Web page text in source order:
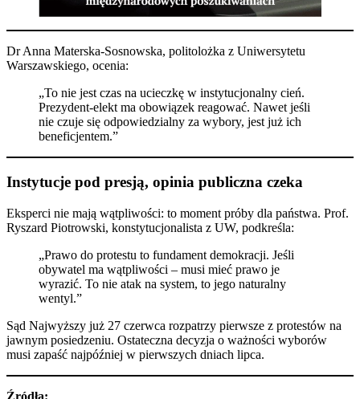
Dr Anna Materska-Sosnowska, politolożka z Uniwersytetu
Warszawskiego, ocenia:
„To nie jest czas na ucieczkę w instytucjonalny cień.
Prezydent-elekt ma obowiązek reagować. Nawet jeśli
nie czuje się odpowiedzialny za wybory, jest już ich
beneficjentem.”
Instytucje pod presją, opinia publiczna czeka
Eksperci nie mają wątpliwości: to moment próby dla państwa. Prof.
Ryszard Piotrowski, konstytucjonalista z UW, podkreśla:
„Prawo do protestu to fundament demokracji. Jeśli
obywatel ma wątpliwości – musi mieć prawo je
wyrazić. To nie atak na system, to jego naturalny
wentyl.”
Sąd Najwyższy już 27 czerwca rozpatrzy pierwsze z protestów na
jawnym posiedzeniu. Ostateczna decyzja o ważności wyborów
musi zapaść najpóźniej w pierwszych dniach lipca.
Źródła: